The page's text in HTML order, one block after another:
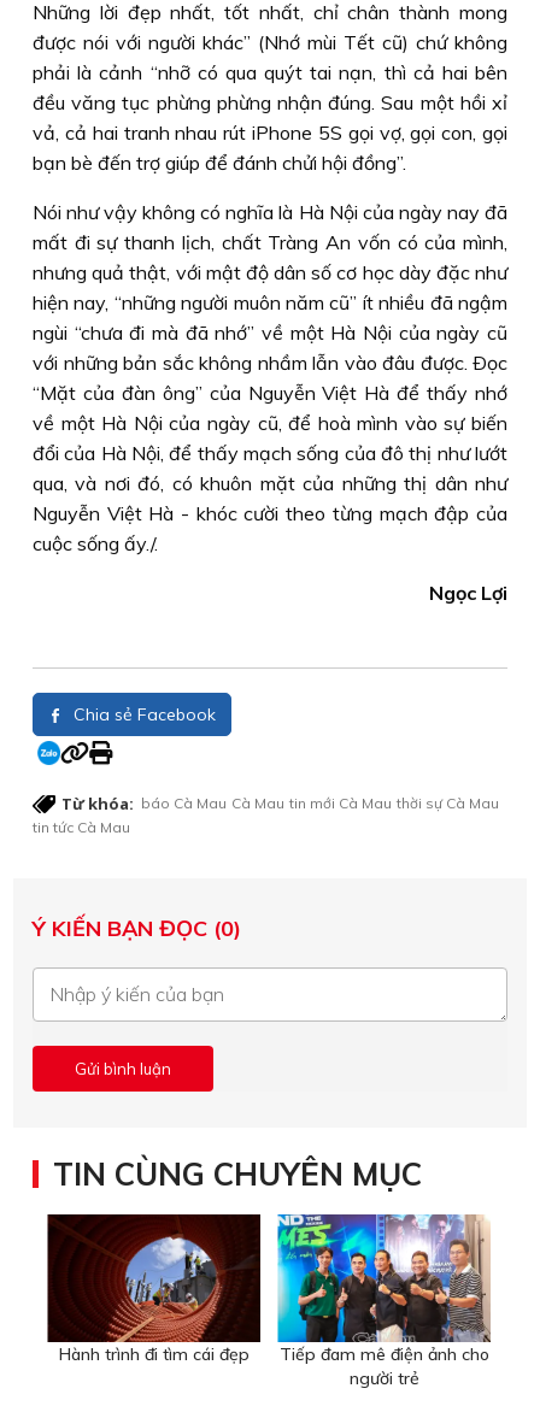
Những lời đẹp nhất, tốt nhất, chỉ chân thành mong
được nói với người khác” (Nhớ mùi Tết cũ) chứ không
phải là cảnh “nhỡ có qua quýt tai nạn, thì cả hai bên
đều văng tục phừng phừng nhận đúng. Sau một hồi xỉ
vả, cả hai tranh nhau rút iPhone 5S gọi vợ, gọi con, gọi
bạn bè đến trợ giúp để đánh chửi hội đồng”.
Nói như vậy không có nghĩa là Hà Nội của ngày nay đã
mất đi sự thanh lịch, chất Tràng An vốn có của mình,
nhưng quả thật, với mật độ dân số cơ học dày đặc như
hiện nay, “những người muôn năm cũ” ít nhiều đã ngậm
ngùi “chưa đi mà đã nhớ” về một Hà Nội của ngày cũ
với những bản sắc không nhầm lẫn vào đâu được. Ðọc
“Mặt của đàn ông” của Nguyễn Việt Hà để thấy nhớ
về một Hà Nội của ngày cũ, để hoà mình vào sự biến
đổi của Hà Nội, để thấy mạch sống của đô thị như lướt
qua, và nơi đó, có khuôn mặt của những thị dân như
Nguyễn Việt Hà - khóc cười theo từng mạch đập của
cuộc sống ấy./.
Ngọc Lợi
Chia sẻ Facebook
Từ khóa: báo Cà Mau Cà Mau tin mới Cà Mau thời sự Cà Mau
tin tức Cà Mau
Ý KIẾN BẠN ĐỌC (0)
TIN CÙNG CHUYÊN MỤC
Hành trình đi tìm cái đẹp
Tiếp đam mê điện ảnh cho
người trẻ